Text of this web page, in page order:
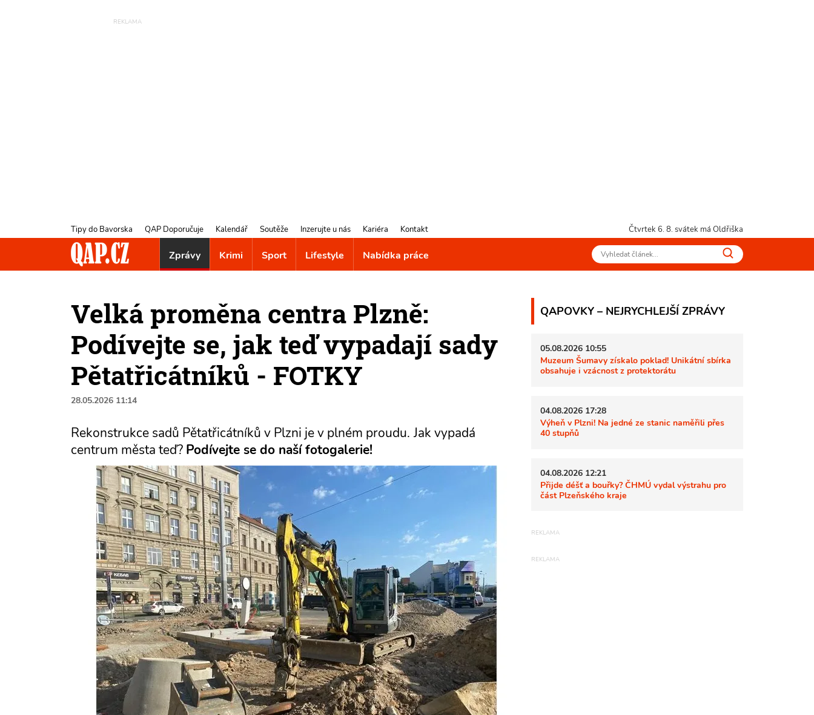
Tipy do Bavorska QAP Doporučuje Kalendář Soutěže Inzerujte u nás Kariéra Kontakt Čtvrtek 6. 8. svátek má Oldřiška
Zprávy Krimi Sport Lifestyle Nabídka práce
Velká proměna centra Plzně:
Podívejte se, jak teď vypadají sady
Pětatřicátníků - FOTKY
28.05.2026 11:14
Rekonstrukce sadů Pětatřicátníků v Plzni je v plném proudu. Jak vypadá
centrum města teď? Podívejte se do naší fotogalerie!
QAPOVKY – NEJRYCHLEJŠÍ ZPRÁVY
05.08.2026 10:55
Muzeum Šumavy získalo poklad! Unikátní sbírka
obsahuje i vzácnost z protektorátu
04.08.2026 17:28
Výheň v Plzni! Na jedné ze stanic naměřili přes
40 stupňů
04.08.2026 12:21
Přijde déšť a bouřky? ČHMÚ vydal výstrahu pro
část Plzeňského kraje